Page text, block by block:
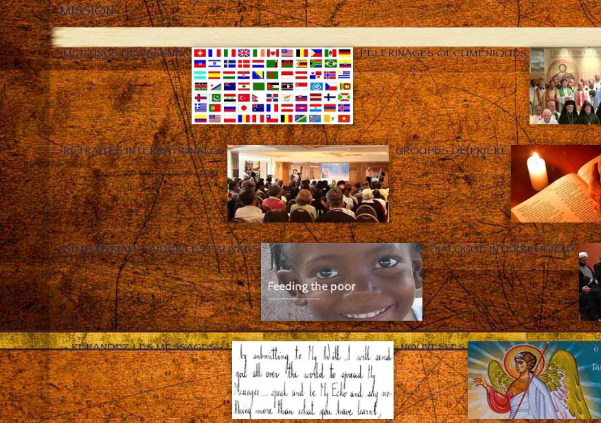
MISSION
MEETINGS DE VASSULA PÈLERINAGES OECUMÉNIQUES
RETRAITES INTERNATIONALES GROUPES DE PRIÈRE
BETH MYRIAM – AIDER LES PAUVRES DIALOGUE INTERRELIGIEUX
« RÉPANDEZ LES MESSAGES » ! NOUVELLES